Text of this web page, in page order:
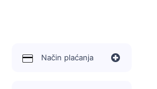
Način plaćanja